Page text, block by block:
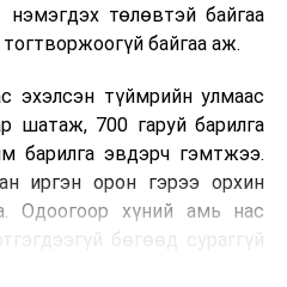
төлөвтэй байгаа
байгаа аж.
эхэлсэн түймрийн улмаас
шатаж, 700 гаруй барилга
барилга эвдэрч гэмтжээ.
иргэн орон гэрээ орхин
Одоогоор хүний амь нас
бөгөөд сураггүй